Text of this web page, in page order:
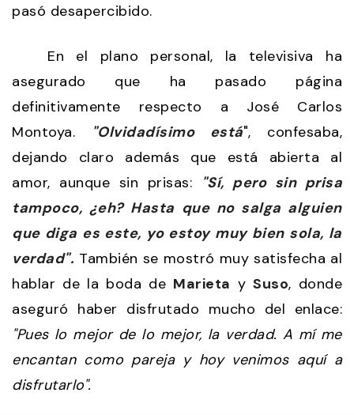
pasó desapercibido.
En el plano personal, la televisiva ha
asegurado que ha pasado página
definitivamente respecto a José Carlos
Montoya.
"Olvidadísimo está", confesaba,
dejando claro además que está abierta al
amor, aunque sin prisas:
"Sí, pero sin prisa
tampoco, ¿eh? Hasta que no salga alguien
que diga es este, yo estoy muy bien sola, la
verdad". También se mostró muy satisfecha al
hablar de la boda de Marieta y Suso, donde
aseguró haber disfrutado mucho del enlace:
"Pues lo mejor de lo mejor, la verdad. A mí me
encantan como pareja y hoy venimos aquí a
disfrutarlo".